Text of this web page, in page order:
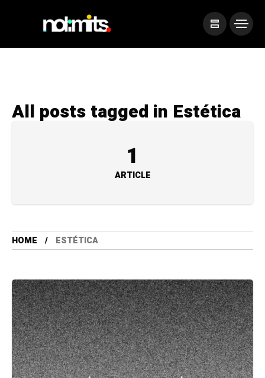
All posts tagged in Estética
1
ARTICLE
HOME ESTÉTICA